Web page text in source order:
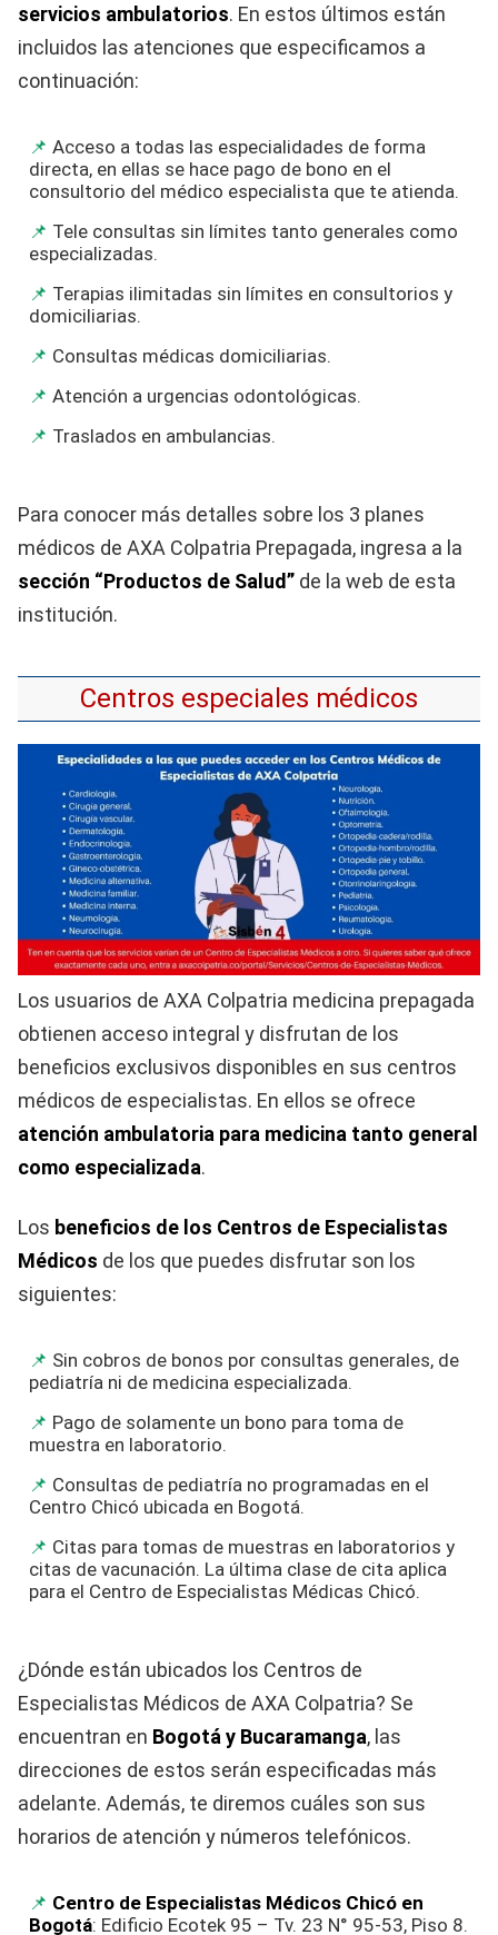
servicios ambulatorios. En estos últimos están
incluidos las atenciones que especificamos a
continuación:
Acceso a todas las especialidades de forma
directa, en ellas se hace pago de bono en el
consultorio del médico especialista que te atienda.
Tele consultas sin límites tanto generales como
especializadas.
Terapias ilimitadas sin límites en consultorios y
domiciliarias.
Consultas médicas domiciliarias.
Atención a urgencias odontológicas.
Traslados en ambulancias.
Para conocer más detalles sobre los 3 planes
médicos de AXA Colpatria Prepagada, ingresa a la
sección “Productos de Salud” de la web de esta
institución.
Centros especiales médicos
Los usuarios de AXA Colpatria medicina prepagada
obtienen acceso integral y disfrutan de los
beneficios exclusivos disponibles en sus centros
médicos de especialistas. En ellos se ofrece
atención ambulatoria para medicina tanto general
como especializada.
Los beneficios de los Centros de Especialistas
Médicos de los que puedes disfrutar son los
siguientes:
Sin cobros de bonos por consultas generales, de
pediatría ni de medicina especializada.
Pago de solamente un bono para toma de
muestra en laboratorio.
Consultas de pediatría no programadas en el
Centro Chicó ubicada en Bogotá.
Citas para tomas de muestras en laboratorios y
citas de vacunación. La última clase de cita aplica
para el Centro de Especialistas Médicas Chicó.
¿Dónde están ubicados los Centros de
Especialistas Médicos de AXA Colpatria? Se
encuentran en Bogotá y Bucaramanga, las
direcciones de estos serán especificadas más
adelante. Además, te diremos cuáles son sus
horarios de atención y números telefónicos.
Centro de Especialistas Médicos Chicó en
Bogotá: Edificio Ecotek 95 – Tv. 23 N° 95-53, Piso 8.